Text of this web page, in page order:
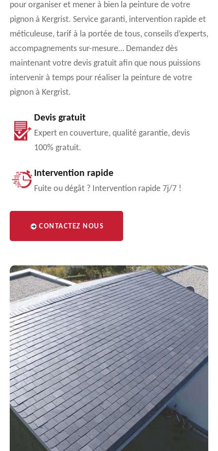
pour organiser et mener à bien la peinture de votre
pignon à Kergrist. Service garanti, intervention rapide et
méticuleuse, tarif à la portée de tous, conseils d’experts,
accompagnements sur-mesure… Demandez dès
maintenant votre devis gratuit afin que nous puissions
intervenir à temps pour réaliser la peinture de votre
pignon à Kergrist.
Devis gratuit
Expert en couverture, qualité garantie, devis
100% gratuit.
Intervention rapide
Fuite ou dégât ? Intervention rapide 7j/7 !
CONTACTEZ NOUS